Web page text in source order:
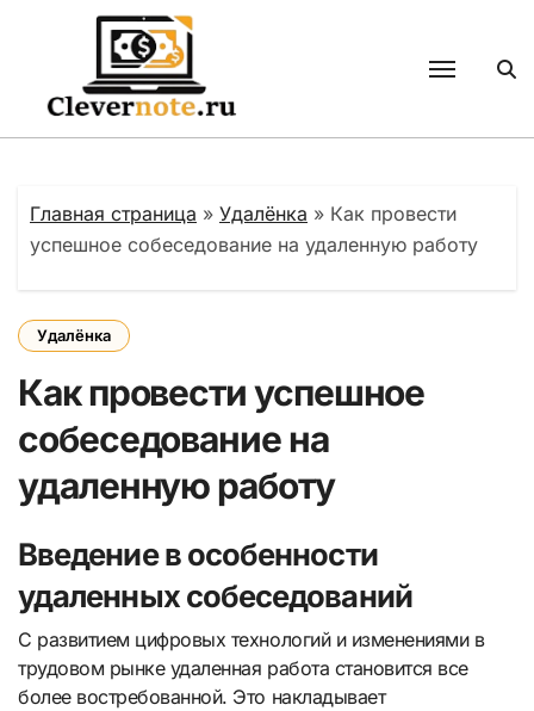
содержанию
Главная страница » Удалёнка » Как провести
успешное собеседование на удаленную работу
Удалёнка
Как провести успешное
собеседование на
удаленную работу
Введение в особенности
удаленных собеседований
С развитием цифровых технологий и изменениями в
трудовом рынке удаленная работа становится все
более востребованной. Это накладывает